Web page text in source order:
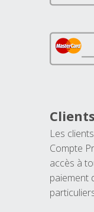
Les
Compte
accès à
paiement